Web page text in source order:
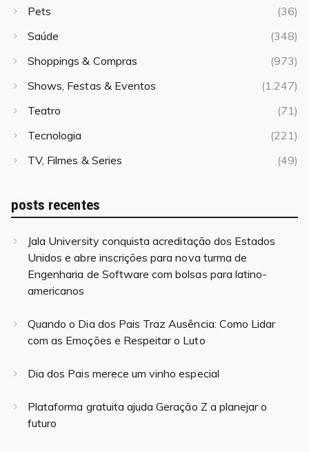
Pets
(36)
Saúde
(348)
Shoppings & Compras
(973)
Shows, Festas & Eventos
(1.247)
Teatro
(71)
Tecnologia
(221)
TV, Filmes & Series
(49)
posts recentes
Jala University conquista acreditação dos Estados
Unidos e abre inscrições para nova turma de
Engenharia de Software com bolsas para latino-
americanos
Quando o Dia dos Pais Traz Ausência: Como Lidar
com as Emoções e Respeitar o Luto
Dia dos Pais merece um vinho especial
Plataforma gratuita ajuda Geração Z a planejar o
futuro